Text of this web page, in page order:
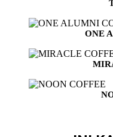
ONE